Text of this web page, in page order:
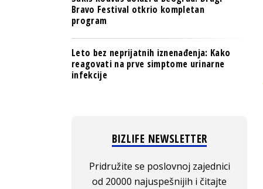
Bravo Festival otkrio kompletan
program
Leto bez neprijatnih iznenađenja: Kako
reagovati na prve simptome urinarne
infekcije
BIZLIFE NEWSLETTER
Pridružite se poslovnoj zajednici
od 20000 najuspešnijih i čitajte